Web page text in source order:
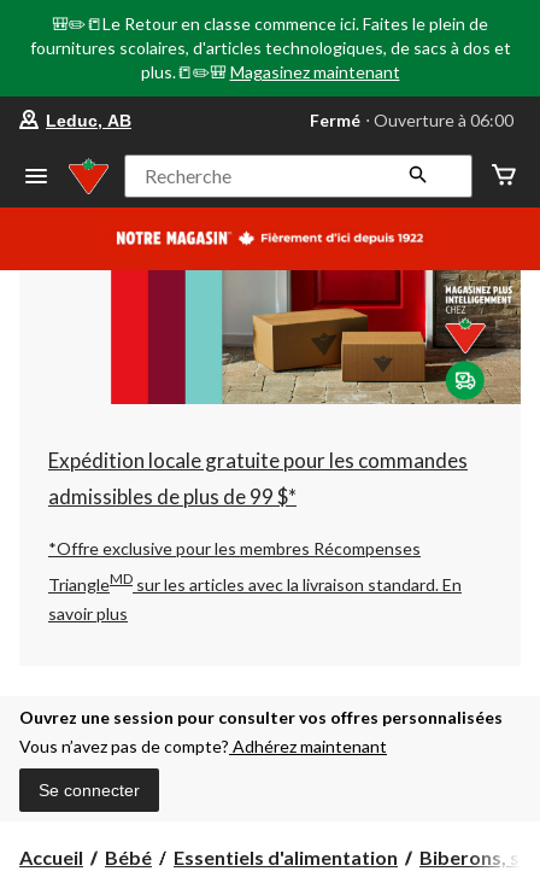
🎒✏️📒Le Retour en classe commence ici. Faites le plein de
fournitures scolaires, d'articles technologiques, de sacs à dos et
plus.📒✏️🎒 Magasinez maintenant
votre
préféré
Leduc,
AB,
courament
Ouverture
à
06:00
cliquer
pour
changer
Leduc, AB Fermé ⋅ Ouverture à 06:00
Recherche
Expédition locale gratuite pour les commandes
admissibles de plus de 99 $*
*Offre exclusive pour les membres Récompenses
TriangleMD sur les articles avec la livraison standard.En
savoir plus
Ouvrez une session pour consulter vos offres personnalisées
Vous n’avez pas de compte? Adhérez maintenant
Se connecter
Accueil Bébé Essentiels d'alimentation Biberons,